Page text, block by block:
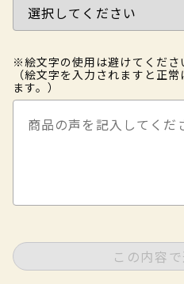
※絵文字の使用は避けてくださ
（絵文字を入力されますと正
ます。）
この内容